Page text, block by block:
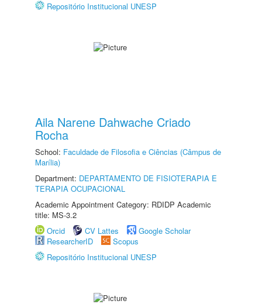
Repositório Institucional UNESP
Aila Narene Dahwache Criado
Rocha
School: Faculdade de Filosofia e Ciências (Câmpus de
Marília)
Department: DEPARTAMENTO DE FISIOTERAPIA E
TERAPIA OCUPACIONAL
Academic Appointment Category: RDIDP Academic
title: MS-3.2
Orcid
CV Lattes
Google Scholar
ResearcherID
Scopus
Repositório Institucional UNESP